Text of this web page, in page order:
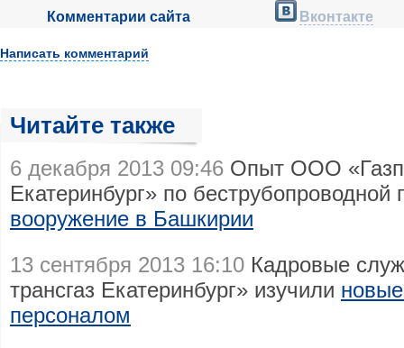
Комментарии сайта Вконтакте
Написать комментарий
Читайте также
6 декабря 2013 09:46 Опыт ООО
Екатеринбург» по
вооружение в Башкирии
13 сентября 2013 16:10 Кадровые
трансгаз Екатеринбург» изучили
персоналом